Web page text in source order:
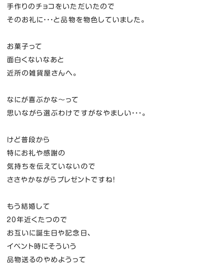
手作りのチョコをいただいたので
そのお礼に・・・と品物を物色していました。
お菓子って
面白くないなあと
近所の雑貨屋さんへ。
なにが喜ぶかな～って
思いながら選ぶわけですがなやましい・・・。
けど普段から
特にお礼や感謝の
気持ちを伝えていないので
ささやかながらプレゼントですね！
もう結婚して
２０年近くたつので
お互いに誕生日や記念日、
イベント時にそういう
品物送るのやめようって